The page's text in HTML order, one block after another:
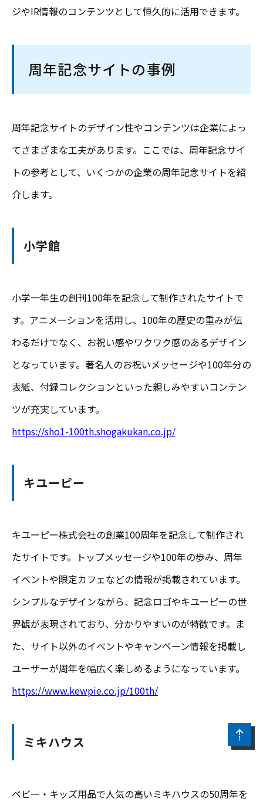
ジやIR情報のコンテンツとして恒久的に活用できます。
周年記念サイトの事例
周年記念サイトのデザイン性やコンテンツは企業によっ
てさまざまな工夫があります。ここでは、周年記念サイ
トの参考として、いくつかの企業の周年記念サイトを紹
介します。
小学館
小学一年生の創刊100年を記念して制作されたサイトで
す。アニメーションを活用し、100年の歴史の重みが伝
わるだけでなく、お祝い感やワクワク感のあるデザイン
となっています。著名人のお祝いメッセージや100年分の
表紙、付録コレクションといった親しみやすいコンテン
ツが充実しています。
https://sho1-100th.shogakukan.co.jp/
キユーピー
キユーピー株式会社の創業100周年を記念して制作され
たサイトです。トップメッセージや100年の歩み、周年
イベントや限定カフェなどの情報が掲載されています。
シンプルなデザインながら、記念ロゴやキユーピーの世
界観が表現されており、分かりやすいのが特徴です。ま
た、サイト以外のイベントやキャンペーン情報を掲載し
ユーザーが周年を幅広く楽しめるようになっています。
https://www.kewpie.co.jp/100th/
ミキハウス
ベビー・キッズ用品で人気の高いミキハウスの50周年を